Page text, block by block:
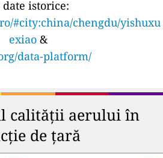
date istorice:
#city:china/chengdu/yishuxu
exiao &
data-platform/
calității aerului în
de țară